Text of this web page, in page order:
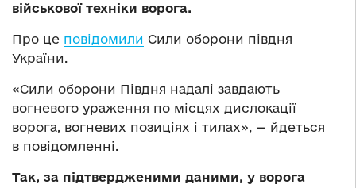
військової техніки ворога.
Про це повідомили Сили оборони півдня
України.
«Сили оборони Півдня надалі завдають
вогневого ураження по місцях дислокації
ворога, вогневих позиціях і тилах», — йдеться
в повідомленні.
Так, за підтвердженими даними, у ворога